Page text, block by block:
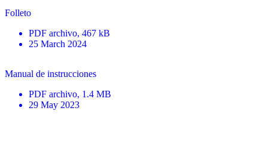
Folleto
PDF archivo, 467 kB
25 March 2024
Manual de instrucciones
PDF archivo, 1.4 MB
29 May 2023